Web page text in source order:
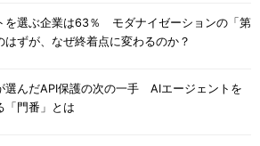
を選ぶ企業は63％ モダナイゼーションの「第
はずが、なぜ終着点に変わるのか？
選んだAPI保護の次の一手 AIエージェントを
「門番」とは